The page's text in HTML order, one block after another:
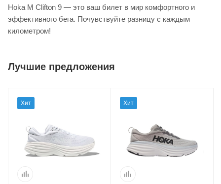
Hoka M Clifton 9 — это ваш билет в мир комфортного и
эффективного бега. Почувствуйте разницу с каждым
километром!
Лучшие предложения
Хит Хит